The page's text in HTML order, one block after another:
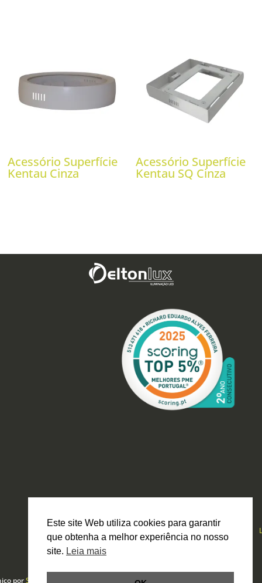
Acessório Superfície
Kentau Cinza
Acessório Superfície
Kentau SQ Cinza
porSmartbit
Este site Web utiliza cookies para garantir
que obtenha a melhor experiência no nosso
site. Leia mais